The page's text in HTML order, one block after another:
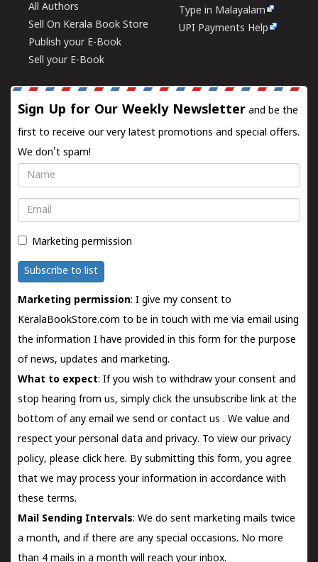
All Authors
Sell On Kerala Book Store
Publish your E-Book
Sell your E-Book
Type in Malayalam
UPI Payments Help
Sign Up for Our Weekly Newsletter and be the
first to receive our very latest promotions and special offers.
We don't spam!
Name
Email
Marketing permission
Subscribe to list
Marketing permission: I give my consent to
KeralaBookStore.com to be in touch with me via email using
the information I have provided in this form for the purpose
of news, updates and marketing.
What to expect: If you wish to withdraw your consent and
stop hearing from us, simply click the unsubscribe link at the
bottom of any email we send orcontact us . We value and
respect your personal data and privacy. To view our privacy
policy, please click here. By submitting this form, you agree
that we may process your information in accordance with
these terms.
Mail Sending Intervals: We do sent marketing mails twice
a month, and if there are any special occasions. No more
than 4 mails in a month will reach your inbox.